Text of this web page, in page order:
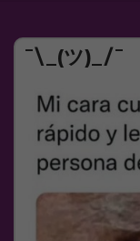
¯\_(ツ)_/¯